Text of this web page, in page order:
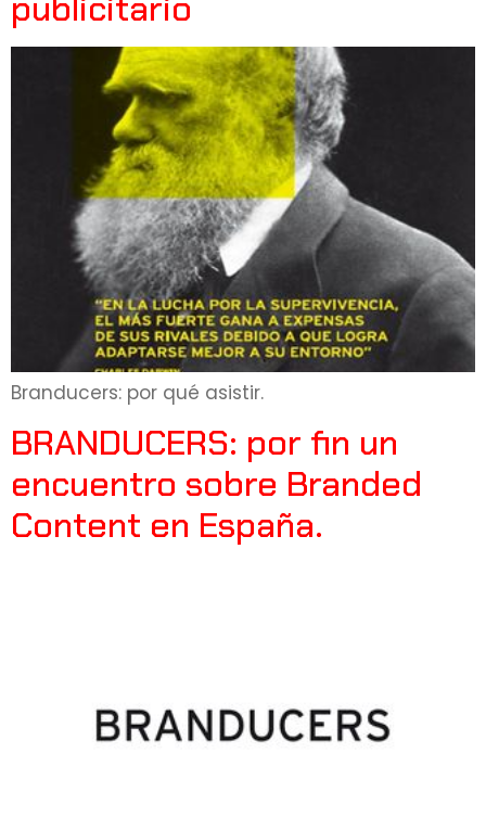
Branducers: por qué asistir.
BRANDUCERS: por fin un
encuentro sobre Branded
Content en España.